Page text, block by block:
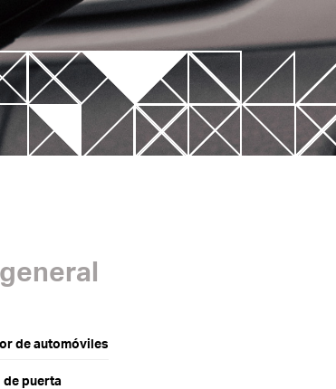
Simulaciones avanzadas
Integración de datos en la unidad
de automóviles
de puerta